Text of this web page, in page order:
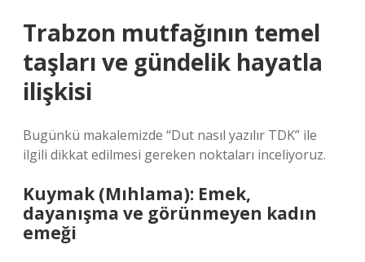
Trabzon mutfağının temel
taşları ve gündelik hayatla
ilişkisi
Bugünkü makalemizde “Dut nasıl yazılır TDK” ile
ilgili dikkat edilmesi gereken noktaları inceliyoruz.
Kuymak (Mıhlama): Emek,
dayanışma ve görünmeyen kadın
emeği